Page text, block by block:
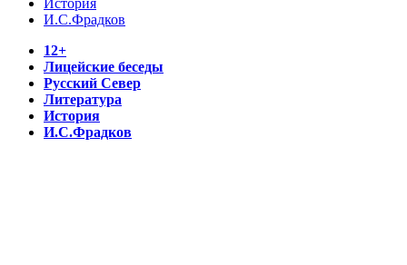
История
И.С.Фрадков
12+
Лицейские беседы
Русский Север
Литература
История
И.С.Фрадков